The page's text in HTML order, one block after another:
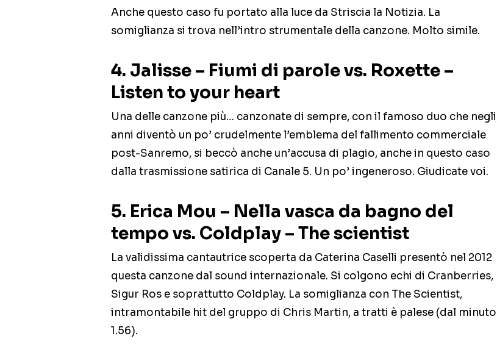
Anche questo caso fu portato alla luce da Striscia la Notizia. La
somiglianza si trova nell’intro strumentale della canzone. Molto simile.
4. Jalisse – Fiumi di parole vs. Roxette –
Listen to your heart
Una delle canzone più… canzonate di sempre, con il famoso duo che negli
anni diventò un po’ crudelmente l’emblema del fallimento commerciale
post-Sanremo, si beccò anche un’accusa di plagio, anche in questo caso
dalla trasmissione satirica di Canale 5. Un po’ ingeneroso. Giudicate voi.
5. Erica Mou – Nella vasca da bagno del
tempo vs. Coldplay – The scientist
La validissima cantautrice scoperta da Caterina Caselli presentò nel 2012
questa canzone dal sound internazionale. Si colgono echi di Cranberries,
Sigur Ros e soprattutto Coldplay. La somiglianza con The Scientist,
intramontabile hit del gruppo di Chris Martin, a tratti è palese (dal minuto
1.56).